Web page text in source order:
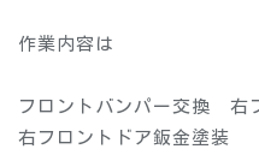
作業内容は
フロントバンパー交換 右
右フロントドア鈑金塗装